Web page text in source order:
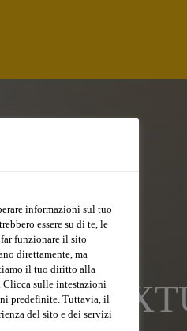
informazioni sul tuo
essere su di te, le
funzionare il sito
direttamente, ma
il tuo diritto alla
Clicca sulle intestazioni
predefinite. Tuttavia, il
del sito e dei servizi